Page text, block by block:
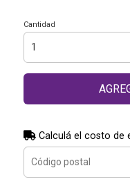
Cantidad
Calculá el costo de